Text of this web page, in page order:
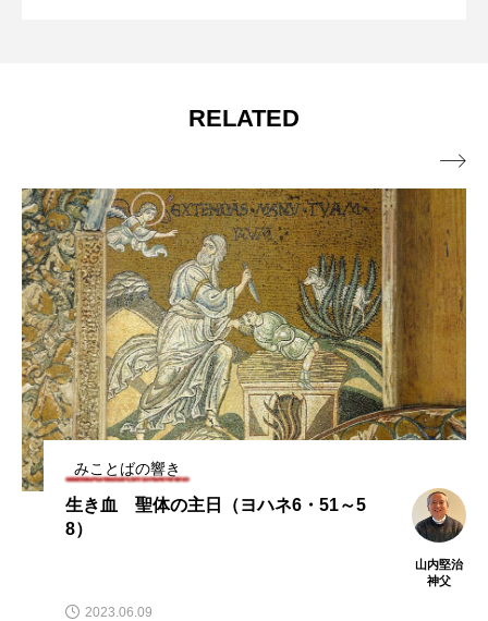
RELATED
みことばの響き
からし種一粒ほどの信仰 年間第27主日
（ルカ17・５～10）
山内堅治
神父
2022.09.30
